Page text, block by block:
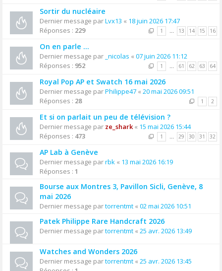
Sortir du nucléaire
Dernier message parLvx13 « 18 juin 2026 17:47
Réponses : 229 1 … 13 14 15 16
On en parle ...
Dernier message par _nicolas « 07 juin 2026 11:12
Réponses : 952 1 … 61 62 63 64
Royal Pop AP et Swatch 16 mai 2026
Dernier message parPhilippe47 « 20 mai 2026 09:51
Réponses : 28 1 2
Et si on parlait un peu de télévision ?
Dernier message par ze_shark« 15 mai 2026 15:44
Réponses : 473 1 … 29 30 31 32
AP Lab à Genève
Dernier message parrbk « 13 mai 2026 16:19
Réponses : 1
Bourse aux Montres 3, Pavillon Sicli, Genève, 8
mai 2026
Dernier message partorrentmt « 02 mai 2026 10:51
Patek Philippe Rare Handcraft 2026
Dernier message partorrentmt « 25 avr. 2026 13:49
Watches and Wonders 2026
Dernier message partorrentmt « 25 avr. 2026 13:45